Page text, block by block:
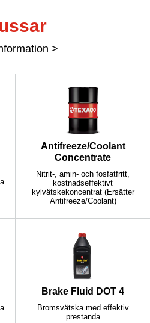
>
Antifreeze/Coolant
Concentrate
Nitrit-, amin- och fosfatfritt,
kostnadseffektivt
kylvätskekoncentrat (Ersätter
Antifreeze/Coolant)
Brake Fluid DOT 4
Bromsvätska med effektiv
prestanda